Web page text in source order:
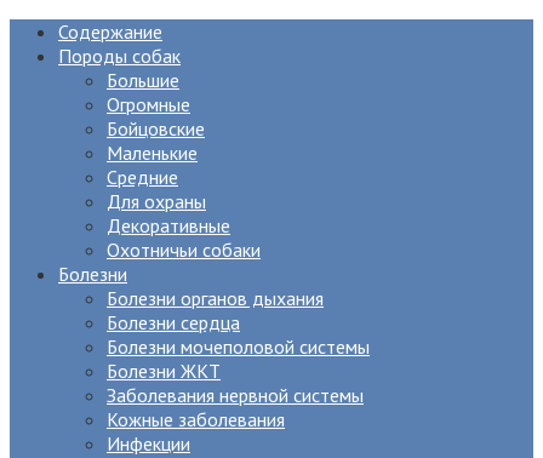
Содержание
Породы собак
Большие
Огромные
Бойцовские
Маленькие
Средние
Для охраны
Декоративные
Охотничьи собаки
Болезни
Болезни органов дыхания
Болезни сердца
Болезни мочеполовой системы
Болезни ЖКТ
Заболевания нервной системы
Кожные заболевания
Инфекции